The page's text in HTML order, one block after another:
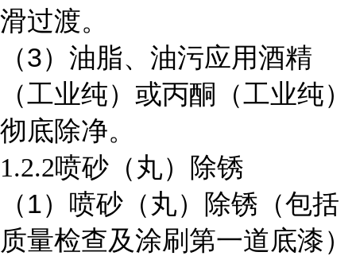
滑过渡。
（3）油脂、油污应用酒精
（工业纯）或丙酮（工业纯）
彻底除净。
1.2.2喷砂（丸）除锈
（1）喷砂（丸）除锈（包括
质量检查及涂刷第一道底漆）